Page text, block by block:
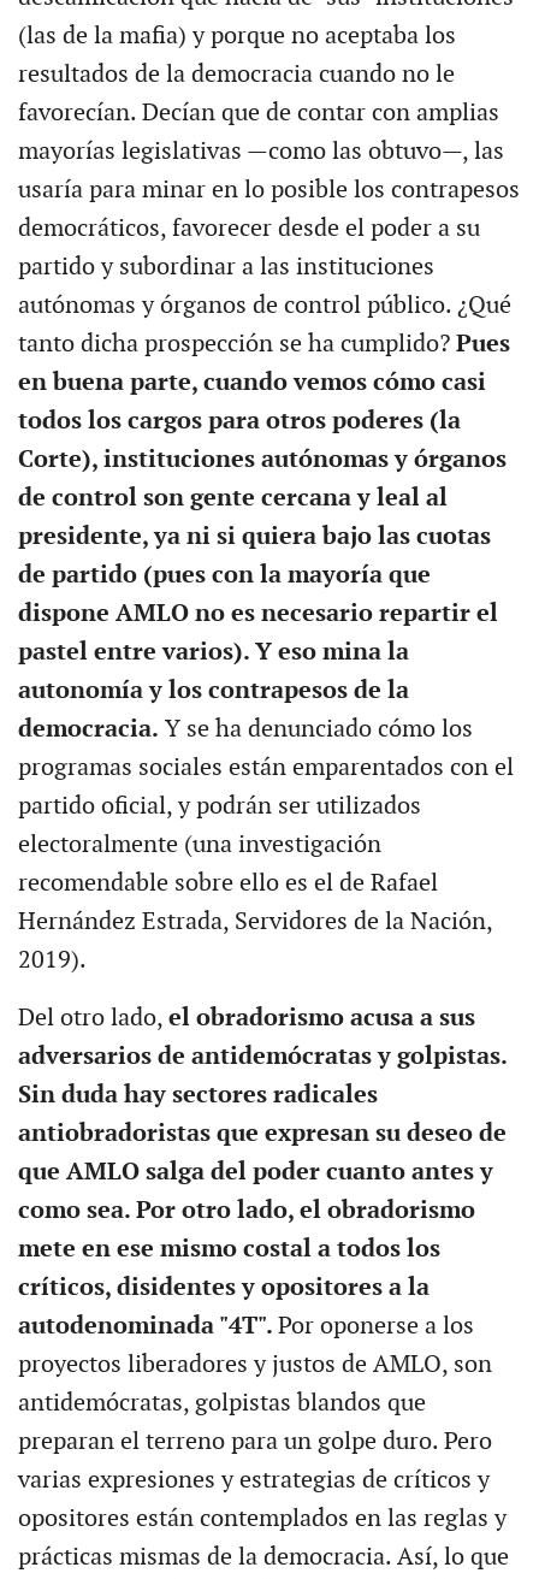
(las de la mafia) y porque no aceptaba los
resultados de la democracia cuando no le
favorecían. Decían que de contar con amplias
mayorías legislativas —como las obtuvo—, las
usaría para minar en lo posible los contrapesos
democráticos, favorecer desde el poder a su
partido y subordinar a las instituciones
autónomas y órganos de control público. ¿Qué
tanto dicha prospección se ha cumplido? Pues
en buena parte, cuando vemos cómo casi
todos los cargos para otros poderes (la
Corte), instituciones autónomas y órganos
de control son gente cercana y leal al
presidente, ya ni si quiera bajo las cuotas
de partido (pues con la mayoría que
dispone AMLO no es necesario repartir el
pastel entre varios). Y eso mina la
autonomía y los contrapesos de la
democracia. Y se ha denunciado cómo los
programas sociales están emparentados con el
partido oficial, y podrán ser utilizados
electoralmente (una investigación
recomendable sobre ello es el de Rafael
Hernández Estrada, Servidores de la Nación,
2019).
Del otro lado, el obradorismo acusa a sus
adversarios de antidemócratas y golpistas.
Sin duda hay sectores radicales
antiobradoristas que expresan su deseo de
que AMLO salga del poder cuanto antes y
como sea. Por otro lado, el obradorismo
mete en ese mismo costal a todos los
críticos, disidentes y opositores a la
autodenominada "4T". Por oponerse a los
proyectos liberadores y justos de AMLO, son
antidemócratas, golpistas blandos que
preparan el terreno para un golpe duro. Pero
varias expresiones y estrategias de críticos y
opositores están contemplados en las reglas y
prácticas mismas de la democracia. Así, lo que